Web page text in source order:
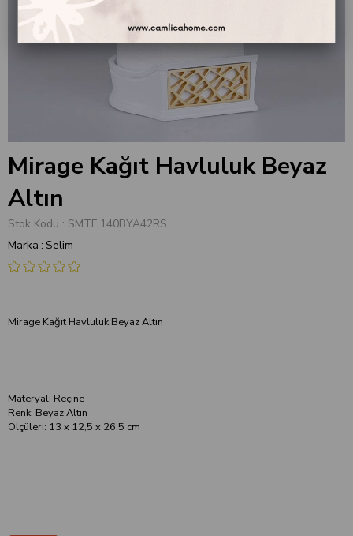
Mirage Kağıt Havluluk Beyaz
Altın
Stok Kodu
SMTF 140BYA42RS
Marka : Selim
Mirage Kağıt Havluluk Beyaz Altın
Materyal: Reçine
Renk: Beyaz Altın
Ölçüleri: 13 x 12,5 x 26,5 cm